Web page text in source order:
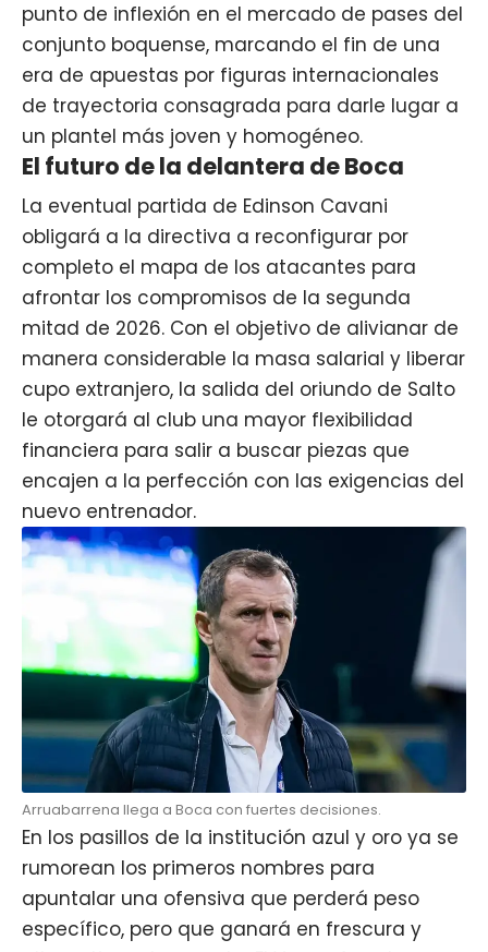
punto de inflexión en el mercado de pases del
conjunto boquense, marcando el fin de una
era de apuestas por figuras internacionales
de trayectoria consagrada para darle lugar a
un plantel más joven y homogéneo.
El futuro de la delantera de Boca
La eventual partida de Edinson Cavani
obligará a la directiva a reconfigurar por
completo el mapa de los atacantes para
afrontar los compromisos de la segunda
mitad de 2026. Con el objetivo de alivianar de
manera considerable la masa salarial y liberar
cupo extranjero, la salida del oriundo de Salto
le otorgará al club una mayor flexibilidad
financiera para salir a buscar piezas que
encajen a la perfección con las exigencias del
nuevo entrenador.
Arruabarrena llega a Boca con fuertes decisiones.
En los pasillos de la institución azul y oro ya se
rumorean los primeros nombres para
apuntalar una ofensiva que perderá peso
específico, pero que ganará en frescura y